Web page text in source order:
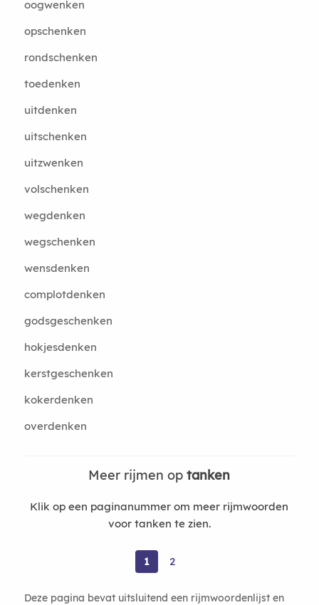
oogwenken
opschenken
rondschenken
toedenken
uitdenken
uitschenken
uitzwenken
volschenken
wegdenken
wegschenken
wensdenken
complotdenken
godsgeschenken
hokjesdenken
kerstgeschenken
kokerdenken
overdenken
Meer rijmen optanken
Klik op een paginanummer om meer rijmwoorden
voor tanken te zien.
1 2
Deze pagina bevat uitsluitend een rijmwoordenlijst en